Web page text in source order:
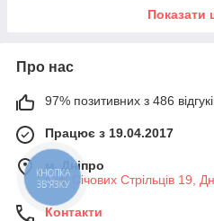
Показати
Про нас
97% позитивних з 486
Працює з 19.04.2017
м. Дніпро
вул. Січових Стрільців 19,
Контакти
КНОПКА
ЗВ'ЯЗКУ